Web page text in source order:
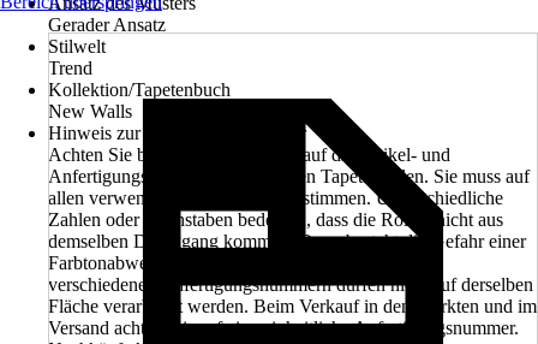
Gerader Ansatz
Stilwelt
Trend
Kollektion/Tapetenbuch
New Walls
Hinweis zur Anfertigungsnummer
Achten Sie beim Kauf unbedingt auf die Artikel- und
Anfertigungsnummer der einzelnen Tapetenrollen. Sie muss auf
allen verwendeten Rollen übereinstimmen. Unterschiedliche
Zahlen oder Buchstaben bedeuten, dass die Rollen nicht aus
demselben Druckgang kommen. Dann besteht die Gefahr einer
Farbtonabweichung. Tapetenbahnen aus Rollen mit
verschiedenen Anfertigungsnummern dürfen nicht auf derselben
Fläche verarbeitet werden. Beim Verkauf in den Märkten und im
Versand achten wir auf eine einheitliche Anfertigungsnummer.